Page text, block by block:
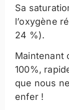
Sa
l’oxygène
24 %).
Maintenant
100%,
que nous
enfer !